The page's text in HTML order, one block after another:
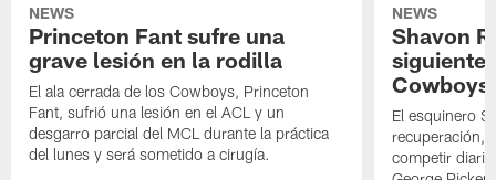
NEWS
Princeton Fant sufre una
grave lesión en la rodilla
El ala cerrada de los Cowboys, Princeton
Fant, sufrió una lesión en el ACL y un
desgarro parcial del MCL durante la práctica
del lunes y será sometido a cirugía.
NEWS
Shavon
siguiente
Cowboys
El esquinero
recuperación,
competir